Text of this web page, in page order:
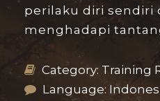
perilaku diri sendiri
menghadapi
Category: Training
Language: